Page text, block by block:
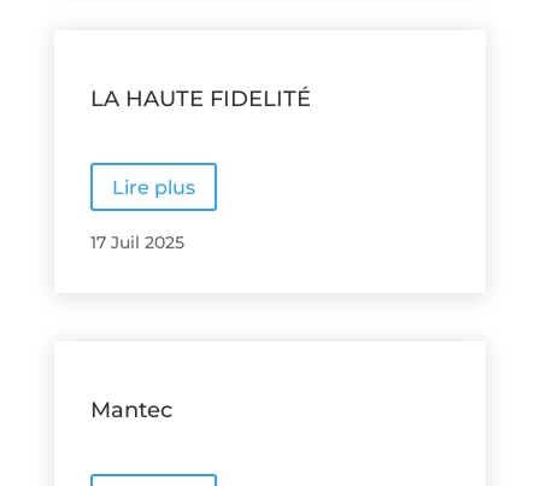
LA HAUTE FIDELITÉ
Lire plus
17 Juil 2025
Mantec